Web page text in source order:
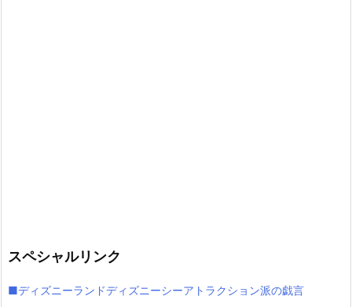
スペシャルリンク
■ディズニーランドディズニーシーアトラクション派の戯言